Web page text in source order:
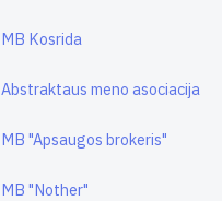
MB Kosrida
Abstraktaus meno asociacija
MB "Apsaugos brokeris"
MB "Nother"